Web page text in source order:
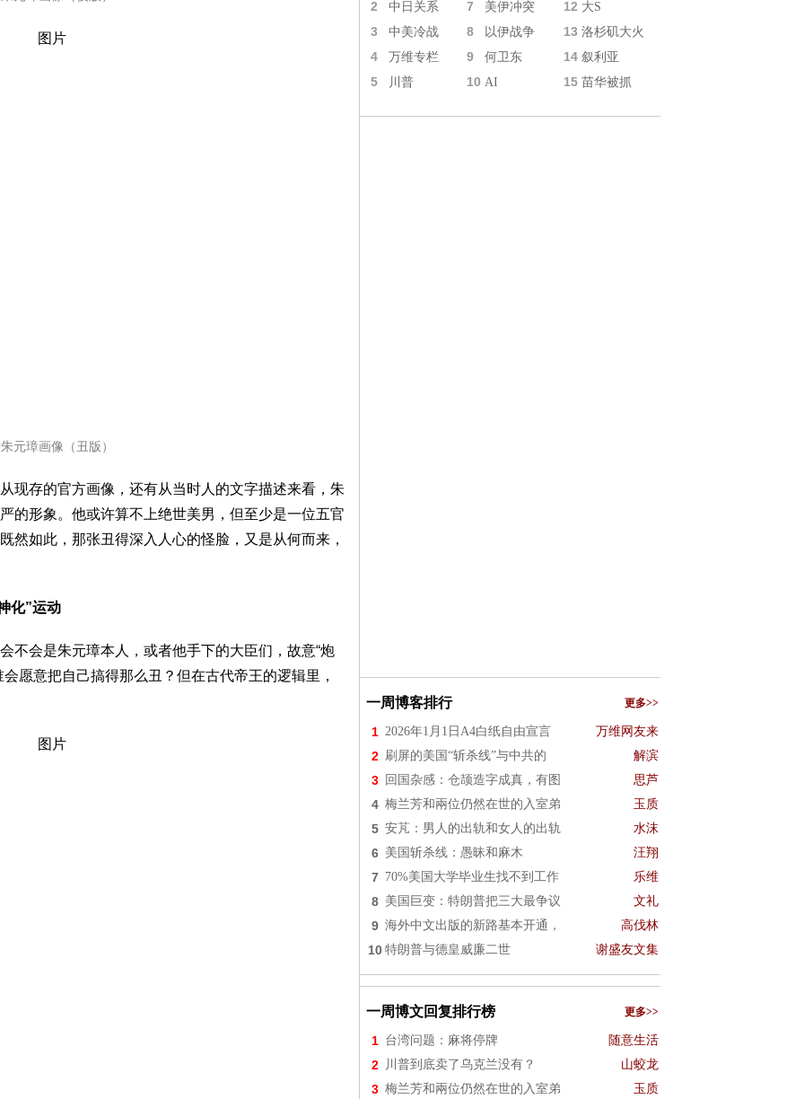
元璋画像（丑版）
现存的官方画像，还有从当时人的文字描述来看，朱
的形象。他或许算不上绝世美男，但至少是一位五官
然如此，那张丑得深入人心的怪脸，又是从何而来，
化”运动
不会是朱元璋本人，或者他手下的大臣们，故意“炮
愿意把自己搞得那么丑？但在古代帝王的逻辑里，
2 中日关系 7 美伊冲突 12 大S
3 中美冷战 8 以伊战争 13 洛杉矶大火
4 万维专栏 9 何卫东 14 叙利亚
5 川普 10 AI 15 苗华被抓
一周博客排行 更多>>
1 2026年1月1日A4白纸自由宣言 万维网友来
2 刷屏的美国“斩杀线”与中共的 解滨
3 回国杂感：仓颉造字成真，有图 思芦
4 梅兰芳和兩位仍然在世的入室弟 玉质
5 安芃：男人的出轨和女人的出轨 水沫
6 美国斩杀线：愚昧和麻木 汪翔
7 70%美国大学毕业生找不到工作 乐维
8 美国巨变：特朗普把三大最争议 文礼
9 海外中文出版的新路基本开通， 高伐林
10 特朗普与德皇威廉二世 谢盛友文集
一周博文回复排行榜 更多>>
1 台湾问题：麻将停牌 随意生活
2 川普到底卖了乌克兰没有？ 山蛟龙
3 梅兰芳和兩位仍然在世的入室弟 玉质